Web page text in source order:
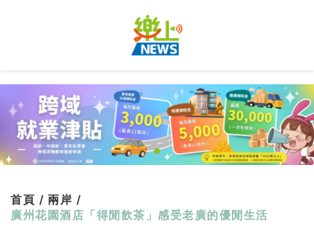
首頁 / 兩岸 /
廣州花園酒店「得閒飲茶」感受老廣的優閒生活